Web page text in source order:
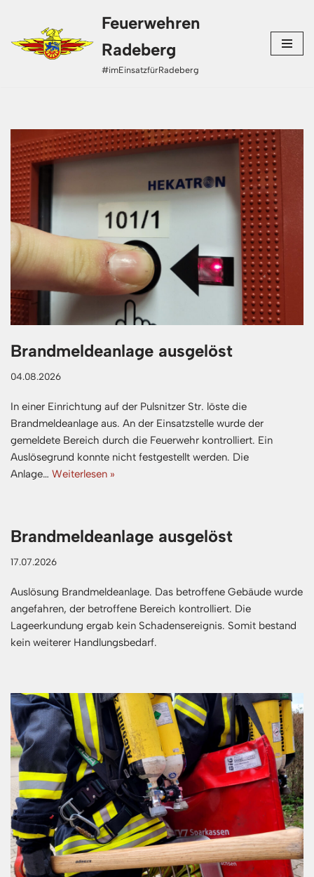
Zum
Inhalt
Feuerwehren
Radeberg
#imEinsatzfürRadeberg
Brandmeldeanlage ausgelöst
04.08.2026
In einer Einrichtung auf der Pulsnitzer Str. löste die
Brandmeldeanlage aus. An der Einsatzstelle wurde der
gemeldete Bereich durch die Feuerwehr kontrolliert. Ein
Auslösegrund konnte nicht festgestellt werden. Die
Anlage… Weiterlesen »
Brandmeldeanlage ausgelöst
17.07.2026
Auslösung Brandmeldeanlage. Das betroffene Gebäude wurde
angefahren, der betroffene Bereich kontrolliert. Die
Lageerkundung ergab kein Schadensereignis. Somit bestand
kein weiterer Handlungsbedarf.